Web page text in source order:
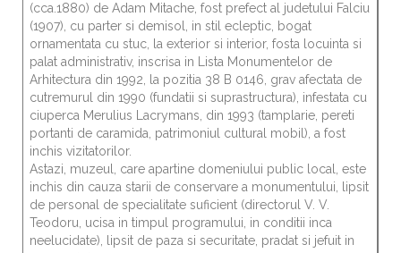
(cca.1880) de Adam Mitache, fost prefect al judetului Falciu
(1907), cu parter si demisol, in stil ecleptic, bogat
ornamentata cu stuc, la exterior si interior, fosta locuinta si
palat administrativ, inscrisa in Lista Monumentelor de
Arhitectura din 1992, la pozitia 38 B 0146, grav afectata de
cutremurul din 1990 (fundatii si suprastructura), infestata cu
ciuperca Merulius Lacrymans, din 1993 (tamplarie, pereti
portanti de caramida, patrimoniul cultural mobil), a fost
inchis vizitatorilor.
Astazi, muzeul, care apartine domeniului public local, este
inchis din cauza starii de conservare a monumentului, lipsit
de personal de specialitate suficient (directorul V. V.
Teodoru, ucisa in timpul programului, in conditii inca
neelucidate), lipsit de paza si securitate, pradat si jefuit in